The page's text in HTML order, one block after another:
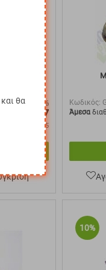
9 ΔΟΝΤΙΑ
37.86
34.07
42.25
Κωδικός:
Άμεσα
10%
και θα